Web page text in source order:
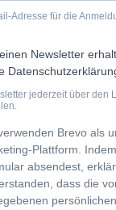
Adresse für die
Newsletter
jederzeit über den
Brevo als
Plattform.
absendest,
dass die